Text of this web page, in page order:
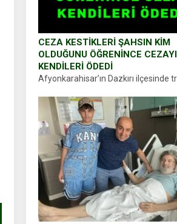
CEZA KESTİKLERİ ŞAHSIN KİM
OLDUĞUNU ÖĞRENİNCE CEZAYI
KENDİLERİ ÖDEDİ
Afyonkarahisar’ın Dazkırı ilçesinde
durdurdukları bir otomobilin
ehliyet ve ruhsat sorup belgelerini
Sürücü Abdurrahman Ö.nün verdiği
eksik olduğunu...